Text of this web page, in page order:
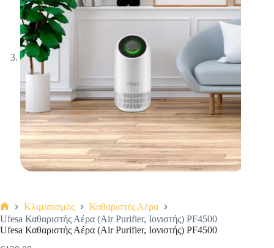
Αρχική
σελίδα
Κλιματισμός
Καθαριστές Αέρα
Ufesa Καθαριστής Αέρα (Air Purifier, Ιονιστής) PF4500
Ufesa Καθαριστής Αέρα (Air Purifier, Ιονιστής) PF4500